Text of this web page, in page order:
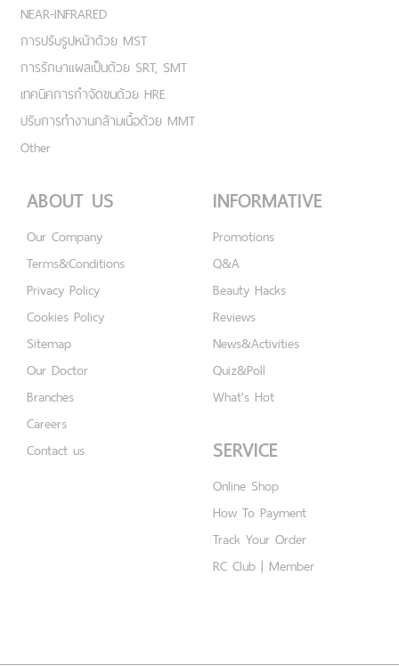
NEAR-INFRARED
การปรับรูปหน้าด้วย MST
การรักษาแผลเป็นด้วย SRT, SMT
เทคนิคการกำจัดขนด้วย HRE
ปรับการทำงานกล้ามเนื้อด้วย MMT
Other
ABOUT US
Our Company
Terms&Conditions
Privacy Policy
Cookies Policy
Sitemap
Our Doctor
Branches
Careers
Contact us
INFORMATIVE
Promotions
Q&A
Beauty Hacks
Reviews
News&Activities
Quiz&Poll
What's Hot
SERVICE
Online Shop
How To Payment
Track Your Order
RC Club | Member